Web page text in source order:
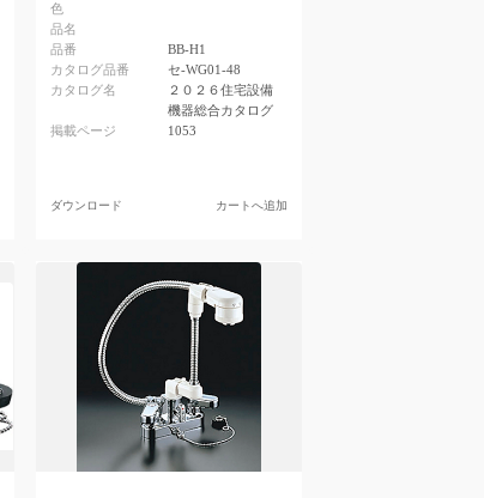
色
品名
品番
BB-H1
カタログ品番
セ-WG01-48
カタログ名
２０２６住宅設備
機器総合カタログ
掲載ページ
1053
ダウンロード カートへ追加